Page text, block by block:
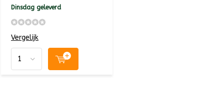
Dinsdag geleverd
Vergelijk